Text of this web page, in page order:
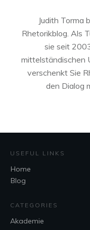
Judith Torma
Rhetorikblog. Als
sie seit
mittelständischen
verschenkt Sie
den Dialog
USEFUL LINKS
Home
Blog
CATEGORIES
Akademie